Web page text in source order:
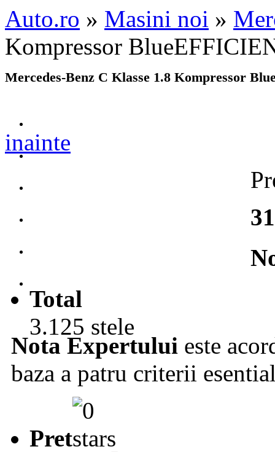
Auto.ro » Masini noi »
Kompressor
Mercedes-Benz C Klasse 1.8 Kompressor
inainte
Total
3.125 stele
Nota Expertului este
baza a patru criterii
Pret